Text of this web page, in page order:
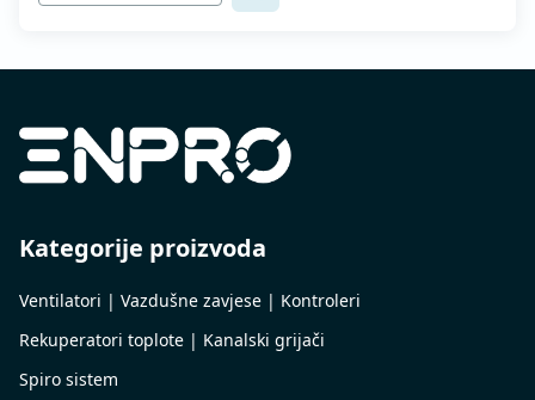
Kategorije proizvoda
Ventilatori | Vazdušne zavjese | Kontroleri
Rekuperatori toplote | Kanalski grijači
Spiro sistem